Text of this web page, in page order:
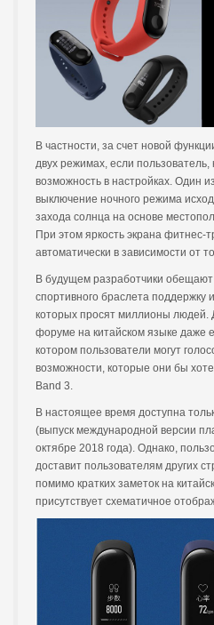
В частности, за счет новой
двух режимах, если пользователь,
возможность в настройках. Один
выключение ночного режима
захода солнца на основе
При этом яркость экрана фитнес-
автоматически в зависимости от
В будущем разработчики
спортивного браслета поддержку
которых просят миллионы людей.
форуме на китайском языке даже
котором пользователи могут
возможности, которые они бы
Band 3.
В настоящее время доступна
(выпуск международной версии
октябре 2018 года). Однако,
доставит пользователям других
помимо кратких заметок на
присутствует схематичное